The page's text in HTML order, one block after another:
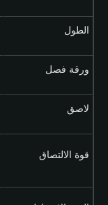
الطول
ورقة فصل
لاصق
قوة الالتصاق